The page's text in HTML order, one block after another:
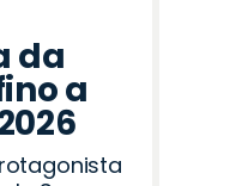
da
a